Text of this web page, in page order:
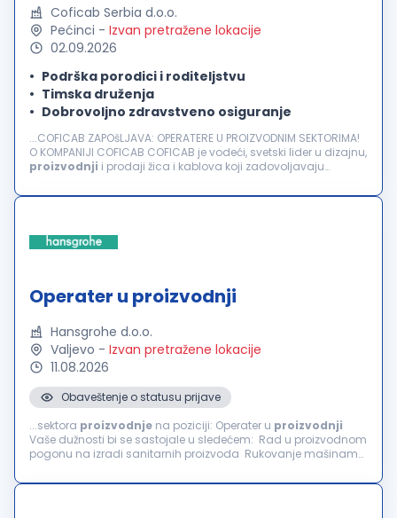
Coficab Serbia d.o.o.
Pećinci - Izvan pretražene lokacije
02.09.2026
Podrška porodici i roditeljstvu
Timska druženja
Dobrovoljno zdravstveno osiguranje
...COFICAB ZAPOšLJAVA: OPERATERE U PROIZVODNIM SEKTORIMA!
O KOMPANIJI COFICAB COFICAB je vodeći, svetski lider u dizajnu,
proizvodnji i prodaji žica i kablova koji zadovoljavaju
COFICAB...
Operater u proizvodnji
Hansgrohe d.o.o.
Valjevo - Izvan pretražene lokacije
11.08.2026
Obaveštenje o statusu prijave
...sektora proizvodnje na poziciji: Operater u proizvodnji
Vaše dužnosti bi se sastojale u sledećem: Rad u proizvodnom
pogonu na izradi sanitarnih proizvoda Rukovanje mašinama
podešavanje...